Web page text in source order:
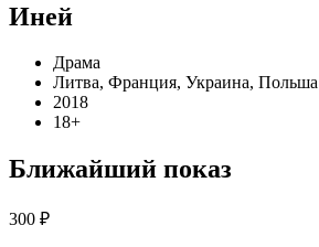
Иней
Драма
Литва, Франция, Украина, Польша
2018
18+
Ближайший показ
300 ₽